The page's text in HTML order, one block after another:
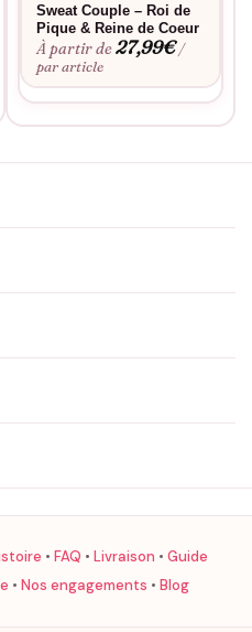
Sweat Couple – Roi de
Pique & Reine de Coeur
À partir de27,99€ /
par article
• FAQ • Livraison • Guide
• Nos engagements • Blog